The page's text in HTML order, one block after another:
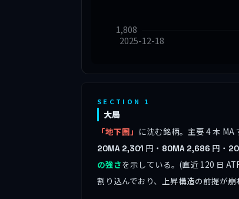
1,808
2025-12-18
SECTION 1
大局
「地下圏」 に沈む銘柄。主要 4 本
20MA 2,301 円・ 80MA 2,686 円・
の強さを示している。(直近 120 日
割り込んでおり、上昇構造の前提が崩